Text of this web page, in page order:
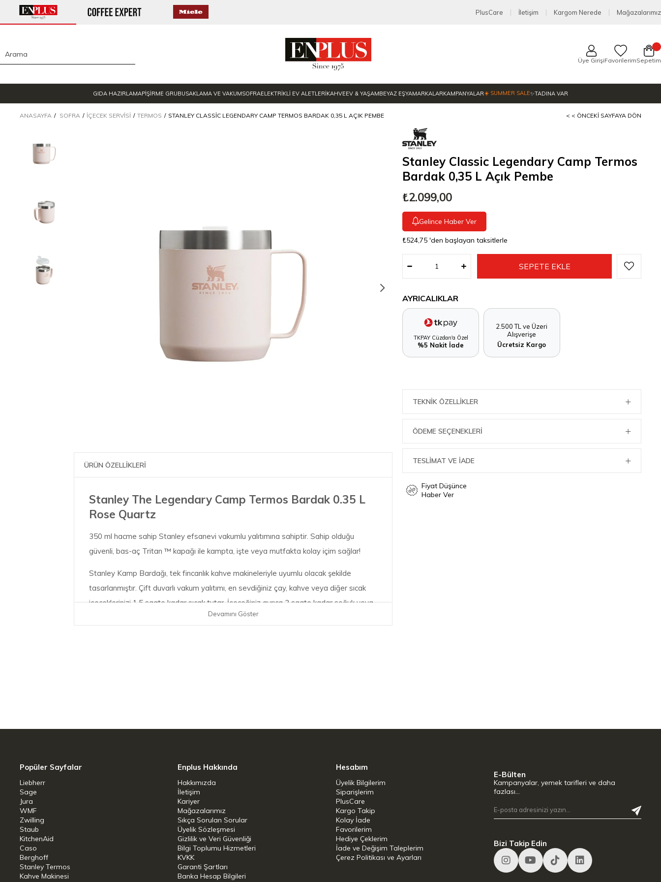
PlusCare İletişim Kargom Nerede Mağazalarımız
Üye GirişiFavorilerimSepetim
GIDA HAZIRLAMAPİŞİRME GRUBUSAKLAMA VE VAKUMSOFRAELEKTRİKLİ EV ALETLERİKAHVEEV & YAŞAMBEYAZ EŞYAMARKALARKAMPANYALAR☀️ SUMMER SALE✨TADINA VAR
ANASAYFA SOFRA İÇECEK SERVISI TERMOS STANLEY CLASSIC LEGENDARY CAMP TERMOS BARDAK 0,35 L AÇIK PEMBE < < ÖNCEKI SAYFAYA DÖN
ÜRÜN ÖZELLİKLERİ
Stanley The Legendary Camp Termos Bardak 0.35 L
Rose Quartz
350 ml hacme sahip Stanley efsanevi vakumlu yalıtımına sahiptir. Sahip olduğu
güvenli, bas-aç Tritan ™ kapağı ile kampta, işte veya mutfakta kolay içim sağlar!
Stanley Kamp Bardağı, tek fincanlık kahve makineleriyle uyumlu olacak şekilde
tasarlanmıştır. Çift duvarlı vakum yalıtımı, en sevdiğiniz çay, kahve veya diğer sıcak
içeceklerinizi 1,5 saate kadar sıcak tutar. İçeceğiniz ayrıca 3 saate kadar soğuk veya
15 saate kadar buzlu kalabilir. Şehir içi ve açık hava maceranız için mükemmel bir yol
Tritan™ kapak.
Boyutlar: 11,9 x 10,6 x 10,9 cm
Devamını Göster
Stanley Classic Legendary Camp Termos
Bardak 0,35 L Açık Pembe
₺2.099,00
Gelince Haber Ver
₺524,75 'den başlayan taksitlerle
AYRICALIKLAR
TKPAY Cüzdan'a Özel
%5 Nakit İade
2.500 TL ve Üzeri
Alışverişe
Ücretsiz Kargo
TEKNIK ÖZELLIKLER
ÖDEME SEÇENEKLERI
TESLİMAT VE İADE
Fiyat Düşünce
Haber Ver
Popüler Sayfalar
Liebherr
Sage
Jura
WMF
Zwilling
Staub
KitchenAid
Caso
Berghoff
Stanley Termos
Kahve Makinesi
Enplus Hakkında
Hakkımızda
İletişim
Kariyer
Mağazalarımız
Sıkça Sorulan Sorular
Üyelik Sözleşmesi
Gizlilik ve Veri Güvenliği
Bilgi Toplumu Hizmetleri
KVKK
Garanti Şartları
Banka Hesap Bilgileri
Hesabım
Üyelik Bilgilerim
Siparişlerim
PlusCare
Kargo Takip
Kolay İade
Favorilerim
Hediye Çeklerim
İade ve Değişim Taleplerim
Çerez Politikası ve Ayarları
E-Bülten
Kampanyalar, yemek tarifleri ve daha
fazlası…
Bizi Takip Edin